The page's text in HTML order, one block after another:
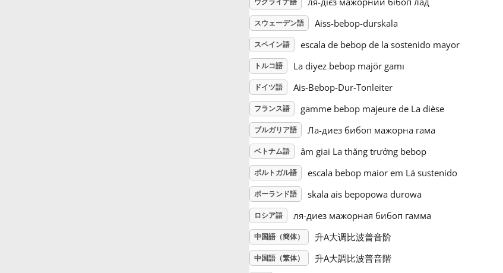
スウェーデン語 Aiss-bebop-durskala
スペイン語 escala de bebop de la sostenido mayor
トルコ語 La diyez bebop majör gamı
ドイツ語 Ais-Bebop-Dur-Tonleiter
フランス語 gamme bebop majeure de La dièse
ブルガリア語 Ла-диез бибоп мажорна гама
ベトナム語 âm giai La thăng trưởng bebop
ポルトガル語 escala bebop maior em Lá sustenido
ポーランド語 skala ais bepopowa durowa
ロシア語 ля-диез мажорная бибоп гамма
中国語（簡体） 升A大调比波普音阶
中国語（繁体） 升A大調比波普音階